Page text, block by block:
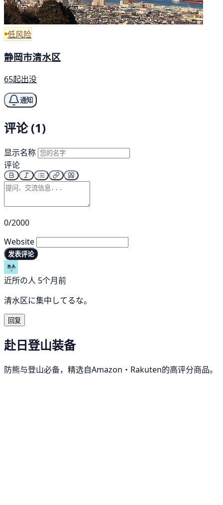
低风险
静岡市清水区
65起出没
通知
评论 (1)
显示名称
评论
0/2000
Website
发表评论
近所の人 5个月前
清水区に集中してるな。
回复
赴日登山装备
防熊与登山必备，精选自Amazon・Rakuten的高评分商品。